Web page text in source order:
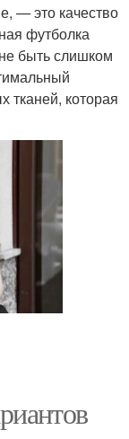
— это качество
футболка
быть слишком
тканей, которая